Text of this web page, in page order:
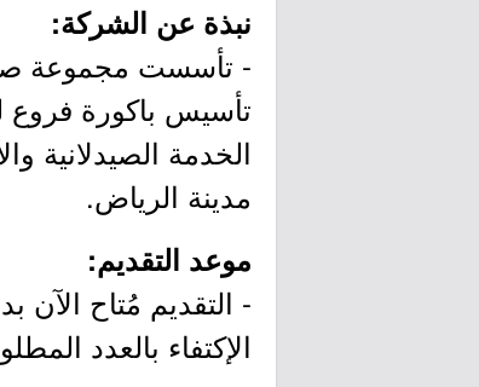
نبذة عن الشركة:
تأسيس باكورة فروع
مدينة الرياض.
موعد التقديم:
الإكتفاء بالعدد